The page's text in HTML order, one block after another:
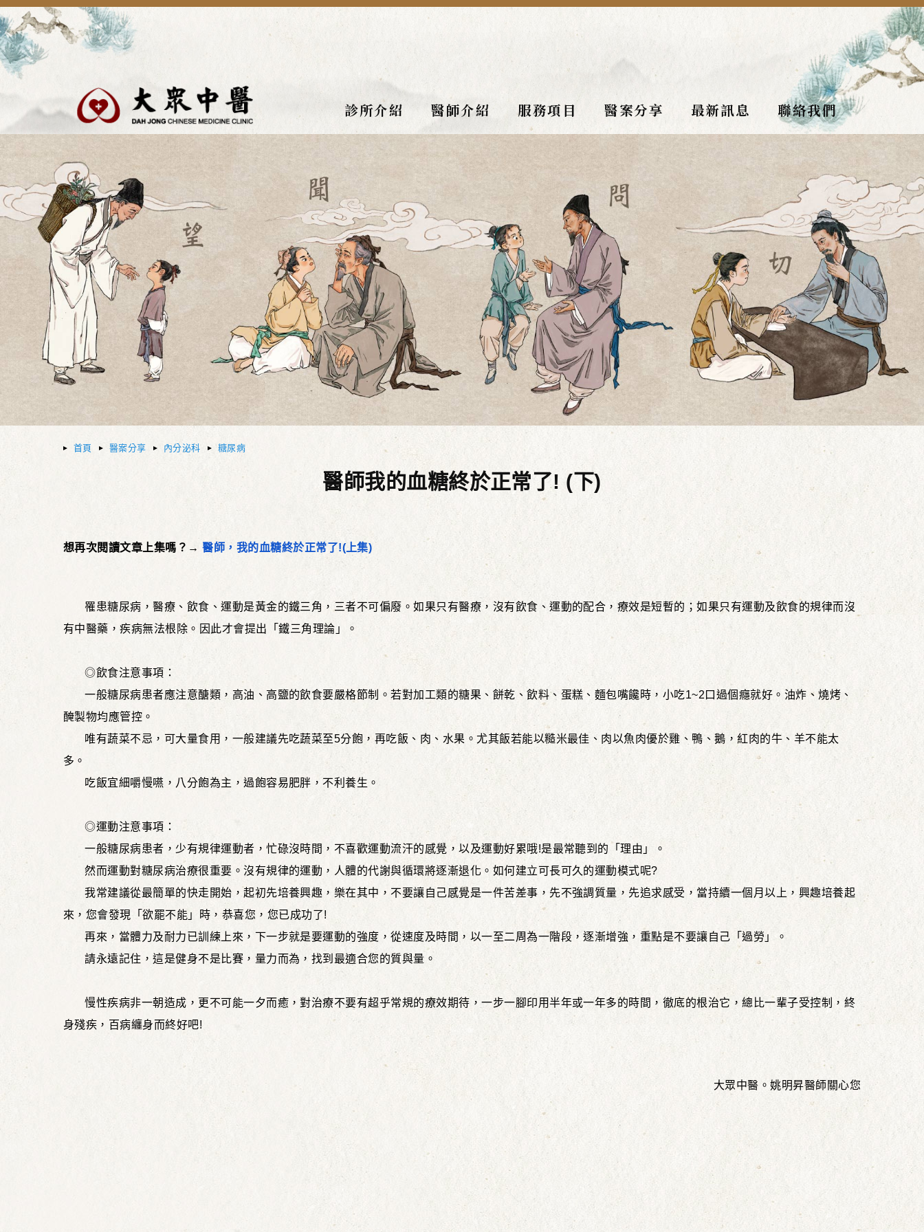
診所介紹 醫師介紹 服務項目 醫案分享 最新訊息 聯絡我們
首頁 醫案分享 內分泌科 糖尿病
醫師我的血糖終於正常了! (下)
想再次閱讀文章上集嗎？→ 醫師，我的血糖終於正常了!(上集)
罹患糖尿病，醫療、飲食、運動是黃金的鐵三角，三者不可偏廢。如果只有醫療，沒有飲食、運動的配合，療效是短暫的；如果只有運動及飲食的規律而沒
有中醫藥，疾病無法根除。因此才會提出「鐵三角理論」。
◎飲食注意事項：
一般糖尿病患者應注意醣類，高油、高鹽的飲食要嚴格節制。若對加工類的糖果、餅乾、飲料、蛋糕、麵包嘴饞時，小吃1~2口過個癮就好。油炸、燒烤、
醃製物均應管控。
唯有蔬菜不忌，可大量食用，一般建議先吃蔬菜至5分飽，再吃飯、肉、水果。尤其飯若能以糙米最佳、肉以魚肉優於雞、鴨、鵝，紅肉的牛、羊不能太
多。
吃飯宜細嚼慢嚥，八分飽為主，過飽容易肥胖，不利養生。
◎運動注意事項：
一般糖尿病患者，少有規律運動者，忙碌沒時間，不喜歡運動流汗的感覺，以及運動好累哦!是最常聽到的「理由」。
然而運動對糖尿病治療很重要。沒有規律的運動，人體的代謝與循環將逐漸退化。如何建立可長可久的運動模式呢?
我常建議從最簡單的快走開始，起初先培養興趣，樂在其中，不要讓自己感覺是一件苦差事，先不強調質量，先追求感受，當持續一個月以上，興趣培養起
來，您會發現「欲罷不能」時，恭喜您，您已成功了!
再來，當體力及耐力已訓練上來，下一步就是要運動的強度，從速度及時間，以一至二周為一階段，逐漸增強，重點是不要讓自己「過勞」。
請永遠記住，這是健身不是比賽，量力而為，找到最適合您的質與量。
慢性疾病非一朝造成，更不可能一夕而癒，對治療不要有超乎常規的療效期待，一步一腳印用半年或一年多的時間，徹底的根治它，總比一輩子受控制，終
身殘疾，百病纏身而終好吧!
大眾中醫。姚明昇醫師關心您